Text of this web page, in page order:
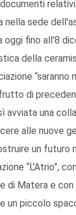
nella sede
oggi fino all'8
della
di
avviata una
alle nuove
un futuro
“L'Atrio”,
di Matera e
un piccolo